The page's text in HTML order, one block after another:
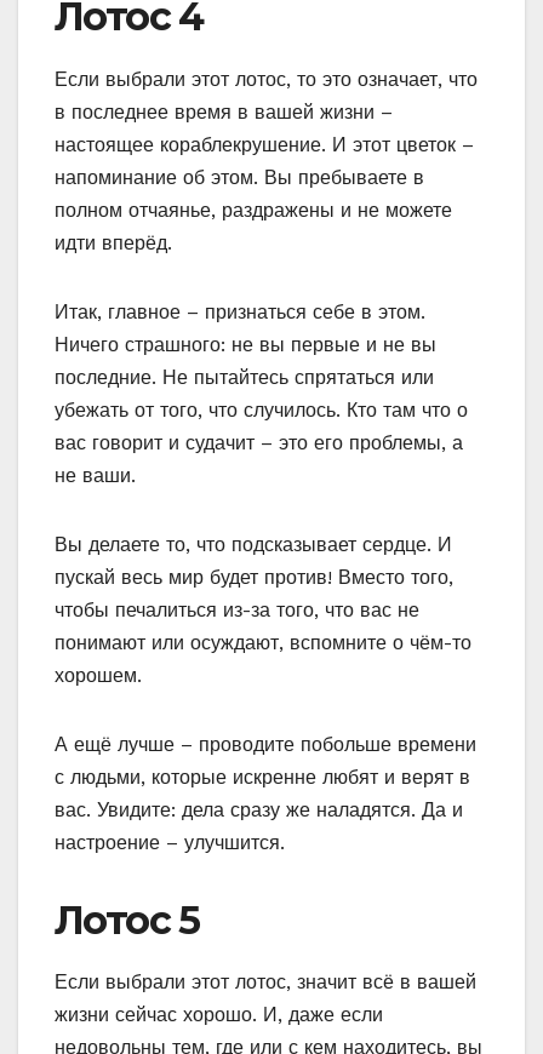
Лотос 4
Если выбрали этот лотос, то это означает, что
в последнее время в вашей жизни –
настоящее кораблекрушение. И этот цветок –
напоминание об этом. Вы пребываете в
полном отчаянье, раздражены и не можете
идти вперёд.
Итак, главное – признаться себе в этом.
Ничего страшного: не вы первые и не вы
последние. Не пытайтесь спрятаться или
убежать от того, что случилось. Кто там что о
вас говорит и судачит – это его проблемы, а
не ваши.
Вы делаете то, что подсказывает сердце. И
пускай весь мир будет против! Вместо того,
чтобы печалиться из-за того, что вас не
понимают или осуждают, вспомните о чём-то
хорошем.
А ещё лучше – проводите побольше времени
с людьми, которые искренне любят и верят в
вас. Увидите: дела сразу же наладятся. Да и
настроение – улучшится.
Лотос 5
Если выбрали этот лотос, значит всё в вашей
жизни сейчас хорошо. И, даже если
недовольны тем, где или с кем находитесь, вы